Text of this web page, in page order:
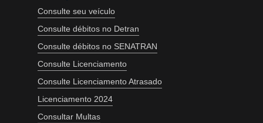
Consulte seu veículo
Consulte débitos no Detran
Consulte débitos no SENATRAN
Consulte Licenciamento
Consulte Licenciamento Atrasado
Licenciamento 2024
Consultar Multas